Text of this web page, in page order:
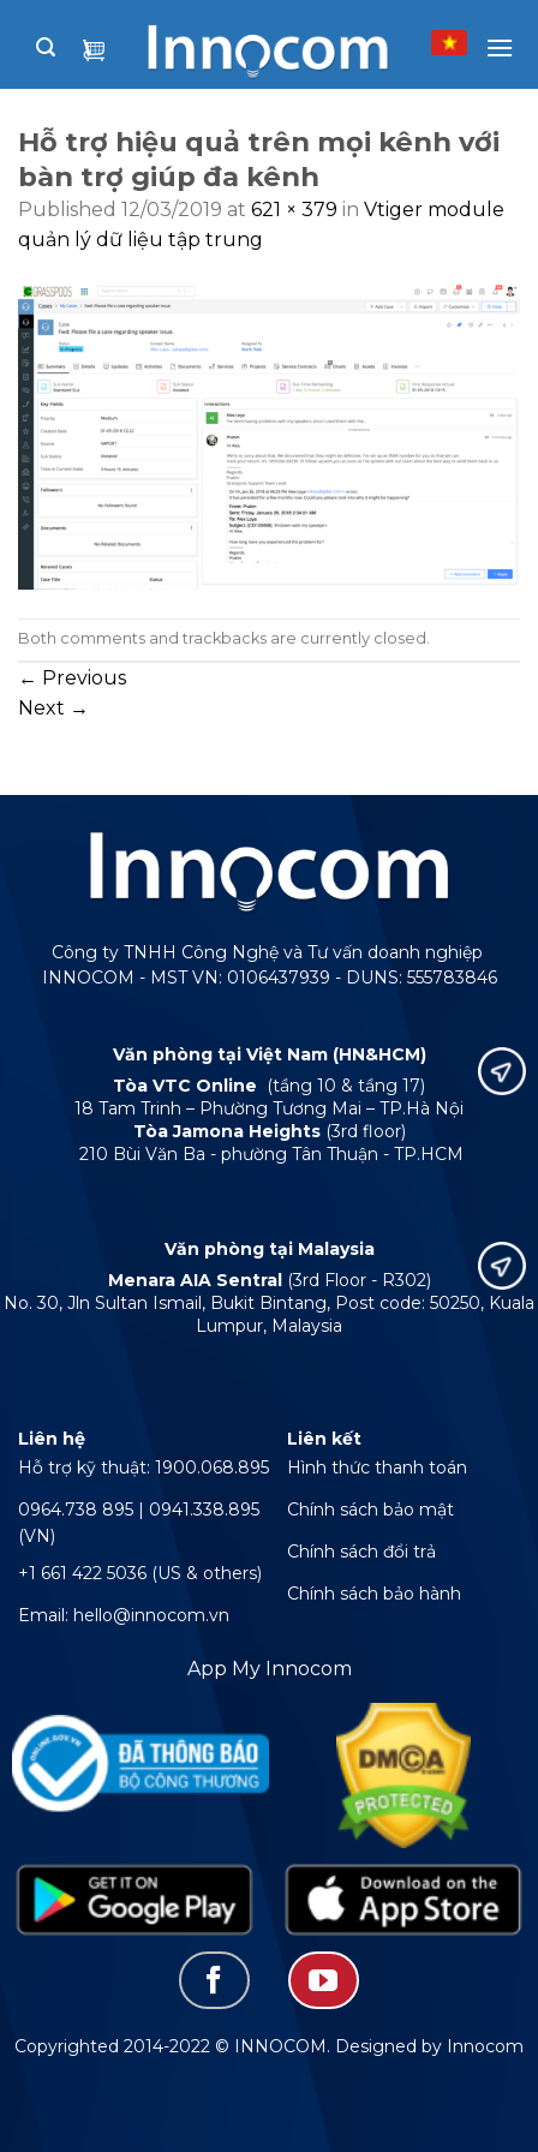
Hỗ trợ hiệu quả trên mọi kênh với
bàn trợ giúp đa kênh
Published 12/03/2019 at 621 × 379 in Vtiger module
quản lý dữ liệu tập trung
Both comments and trackbacks are currently closed.
← Previous
Next →
Công ty TNHH Công Nghệ và Tư vấn doanh nghiệp
INNOCOM - MST VN: 0106437939 - DUNS: 555783846
Văn phòng tại Việt Nam (HN&HCM)
Tòa VTC Online
(tầng 10 & tầng 17)
18 Tam Trinh – Phường Tương Mai – TP.Hà Nội
Tòa Jamona Heights (3rd floor)
210 Bùi Văn Ba - phường Tân Thuận - TP.HCM
Văn phòng tại Malaysia
Menara AIA Sentral (3rd Floor - R302)
No. 30, Jln Sultan Ismail, Bukit Bintang, Post code: 50250, Kuala
Lumpur, Malaysia
Liên hệ
Hỗ trợ kỹ thuật: 1900.068.895
0964.738 895 | 0941.338.895
(VN)
+1 661 422 5036 (US & others)
Email: hello@innocom.vn
Liên kết
Hình thức thanh toán
Chính sách bảo mật
Chính sách đổi trả
Chính sách bảo hành
App My Innocom
Copyrighted 2014-2022 © INNOCOM. Designed by Innocom